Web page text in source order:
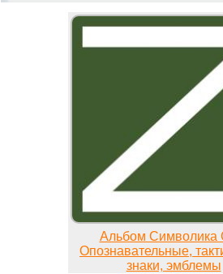
Альбом
Опознавательные,
знаки, эмблемы